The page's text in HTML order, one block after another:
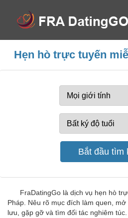
Hẹn hò trực tuyến
FraDatingGo là dịch vụ hẹn hò
Pháp. Nêu rõ mục đích làm quen,
lưu, gặp gỡ và tìm đối tác nghiêm